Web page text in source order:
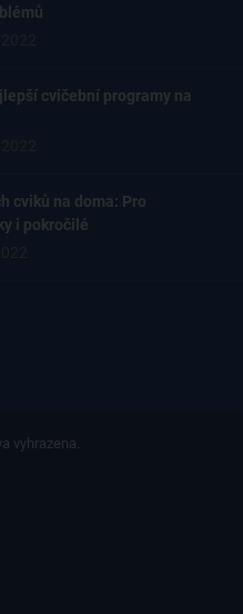
cvičební programy na
cviků na doma: Pro
i pokročilé
vyhrazena.